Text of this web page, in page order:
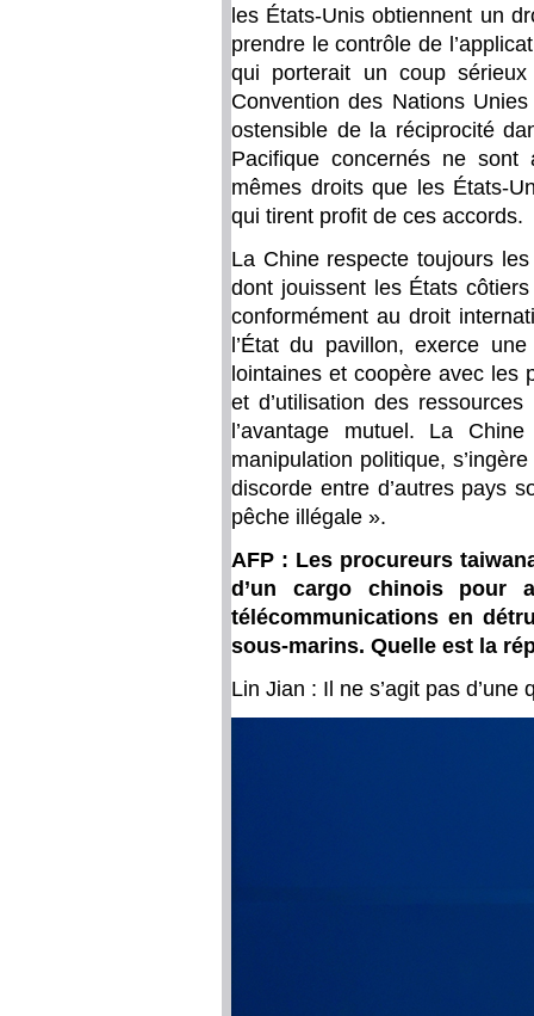
les États-Unis obtiennent un
prendre le contrôle de
qui porterait un coup
Convention des Nations
ostensible de la réciprocité
Pacifique concernés ne sont
mêmes droits que les États-
qui tirent profit de ces accords.
La Chine respecte toujours
dont jouissent les États
conformément au droit
l’État du pavillon, exerce
lointaines et coopère avec les
et d’utilisation des
l’avantage mutuel. La
manipulation politique,
discorde entre d’autres pays
pêche illégale ».
AFP : Les procureurs
d’un cargo chinois
télécommunications en
sous-marins. Quelle est la
Lin Jian : Il ne s’agit pas